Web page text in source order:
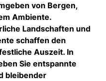
von Bergen,
Ambiente.
Landschaften und
schaffen den
Auszeit. In
Sie entspannte
bleibender